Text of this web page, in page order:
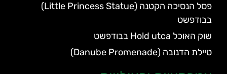
פסל הנסיכה הקטנה (Little Princess Statue)
בבודפשט
שוק האוכל Hold utca בבודפשט
טיילת הדנובה (Danube Promenade)